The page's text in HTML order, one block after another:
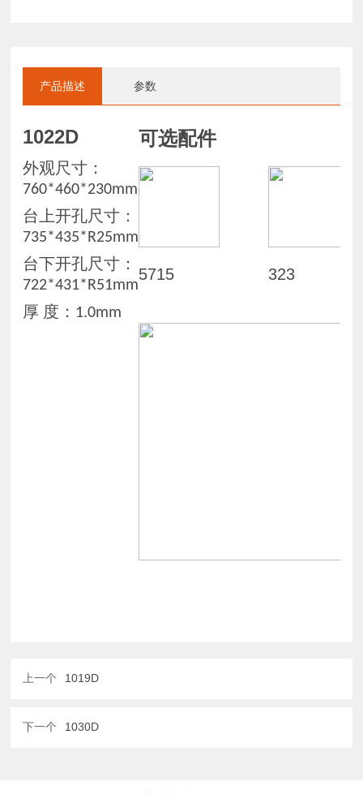
产品描述 参数
1022D 可选配件
外观尺寸：
760*460*230mm
台上开孔尺寸：
735*435*R25mm
台下开孔尺寸：
722*431*R51mm
厚 度： 1.0mm
5715 323
上一个 1019D
下一个 1030D